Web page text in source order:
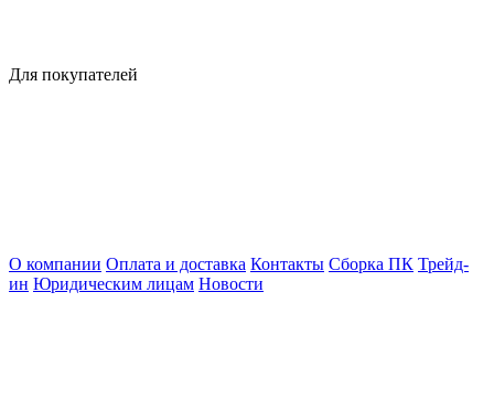
Для покупателей
О компании Оплата и доставка Контакты Сборка ПК Трейд-
ин Юридическим лицам Новости